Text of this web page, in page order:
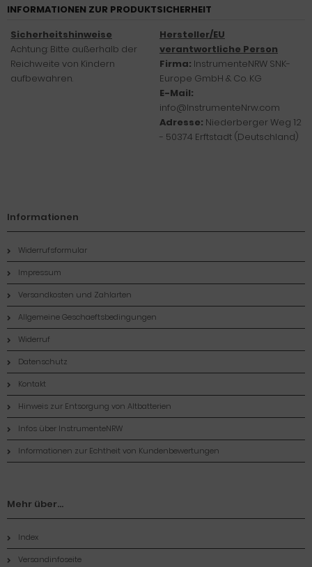
INFORMATIONEN ZUR PRODUKTSICHERHEIT
Sicherheitshinweise
Achtung: Bitte außerhalb der
Reichweite von Kindern
aufbewahren.
Hersteller/EU
verantwortliche Person
Firma: InstrumenteNRW SNK-
Europe GmbH & Co. KG
E-Mail:
info@InstrumenteNrw.com
Adresse: Niederberger Weg 12
- 50374 Erftstadt (Deutschland)
Informationen
Widerrufsformular
Impressum
Versandkosten und Zahlarten
Allgemeine Geschaeftsbedingungen
Widerruf
Datenschutz
Kontakt
Hinweis zur Entsorgung von Altbatterien
Infos über InstrumenteNRW
Informationen zur Echtheit von Kundenbewertungen
Mehr über...
Index
Versandinfoseite